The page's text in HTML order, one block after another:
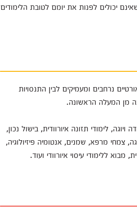
יכולים לפנות את יומם לטובת הלימודים
נרחבים ומעמיקים לבין התנסויות
מן המעלה הראשונה.
לימודי תזונה איורוודית, בישול נכון,
צמחי מרפא, שמנים, אנטומיה פיזיולוגיה,
ללימודי עיסוי איורוודי ועוד.